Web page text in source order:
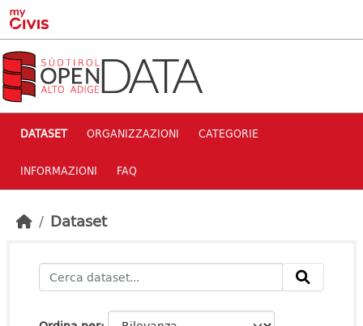
Skip to main content
DATASET ORGANIZZAZIONI CATEGORIE
INFORMAZIONI FAQ
Dataset